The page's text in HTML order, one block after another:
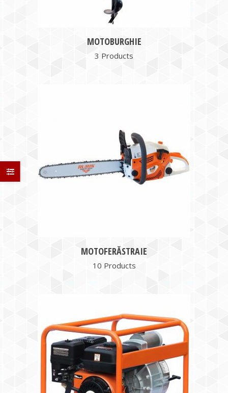
MOTOBURGHIE
3 Products
MOTOFERĂSTRAIE
10 Products